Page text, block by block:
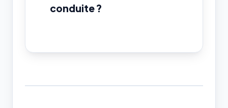
conduite ?